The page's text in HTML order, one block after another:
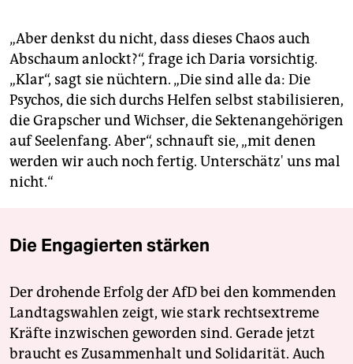
„Aber denkst du nicht, dass dieses Chaos auch
Abschaum anlockt?“, frage ich Daria vorsichtig.
„Klar“, sagt sie nüchtern. „Die sind alle da: Die
Psychos, die sich durchs Helfen selbst stabilisieren,
die Grapscher und Wichser, die Sektenangehörigen
auf Seelenfang. Aber“, schnauft sie, „mit denen
werden wir auch noch fertig. Unterschätz' uns mal
nicht.“
Die Engagierten stärken
Der drohende Erfolg der AfD bei den kommenden
Landtagswahlen zeigt, wie stark rechtsextreme
Kräfte inzwischen geworden sind. Gerade jetzt
braucht es Zusammenhalt und Solidarität. Auch